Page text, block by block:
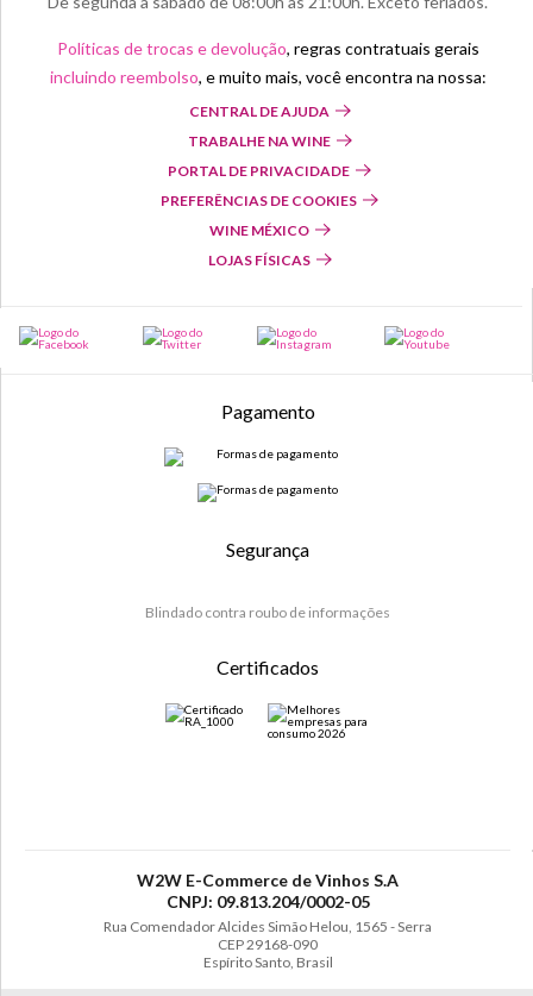
Políticas de trocas e devolução, regras contratuais gerais
incluindo reembolso, e muito mais, você encontra na nossa:
CENTRAL DE AJUDA
TRABALHE NA WINE
PORTAL DE PRIVACIDADE
PREFERÊNCIAS DE COOKIES
WINE MÉXICO
LOJAS FÍSICAS
Pagamento
Segurança
Blindado contra roubo de informações
Certificados
W2W E-Commerce de Vinhos S.A
CNPJ: 09.813.204/0002-05
Rua Comendador Alcides Simão Helou, 1565 - Serra
CEP 29168-090
Espírito Santo, Brasil